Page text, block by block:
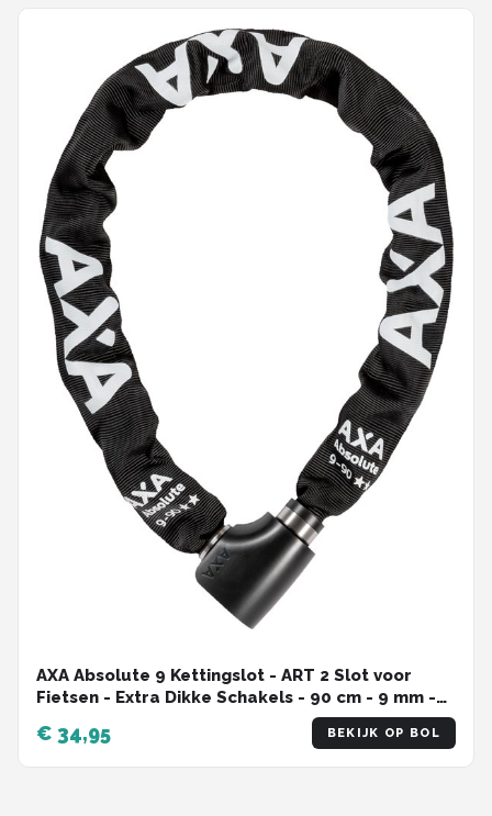
AXA Absolute 9 Kettingslot - ART 2 Slot voor
Fietsen - Extra Dikke Schakels - 90 cm - 9 mm -
€ 34,95 BEKIJK OP BOL